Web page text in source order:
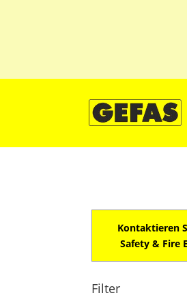
Kontaktieren
Safety & Fire
Filter